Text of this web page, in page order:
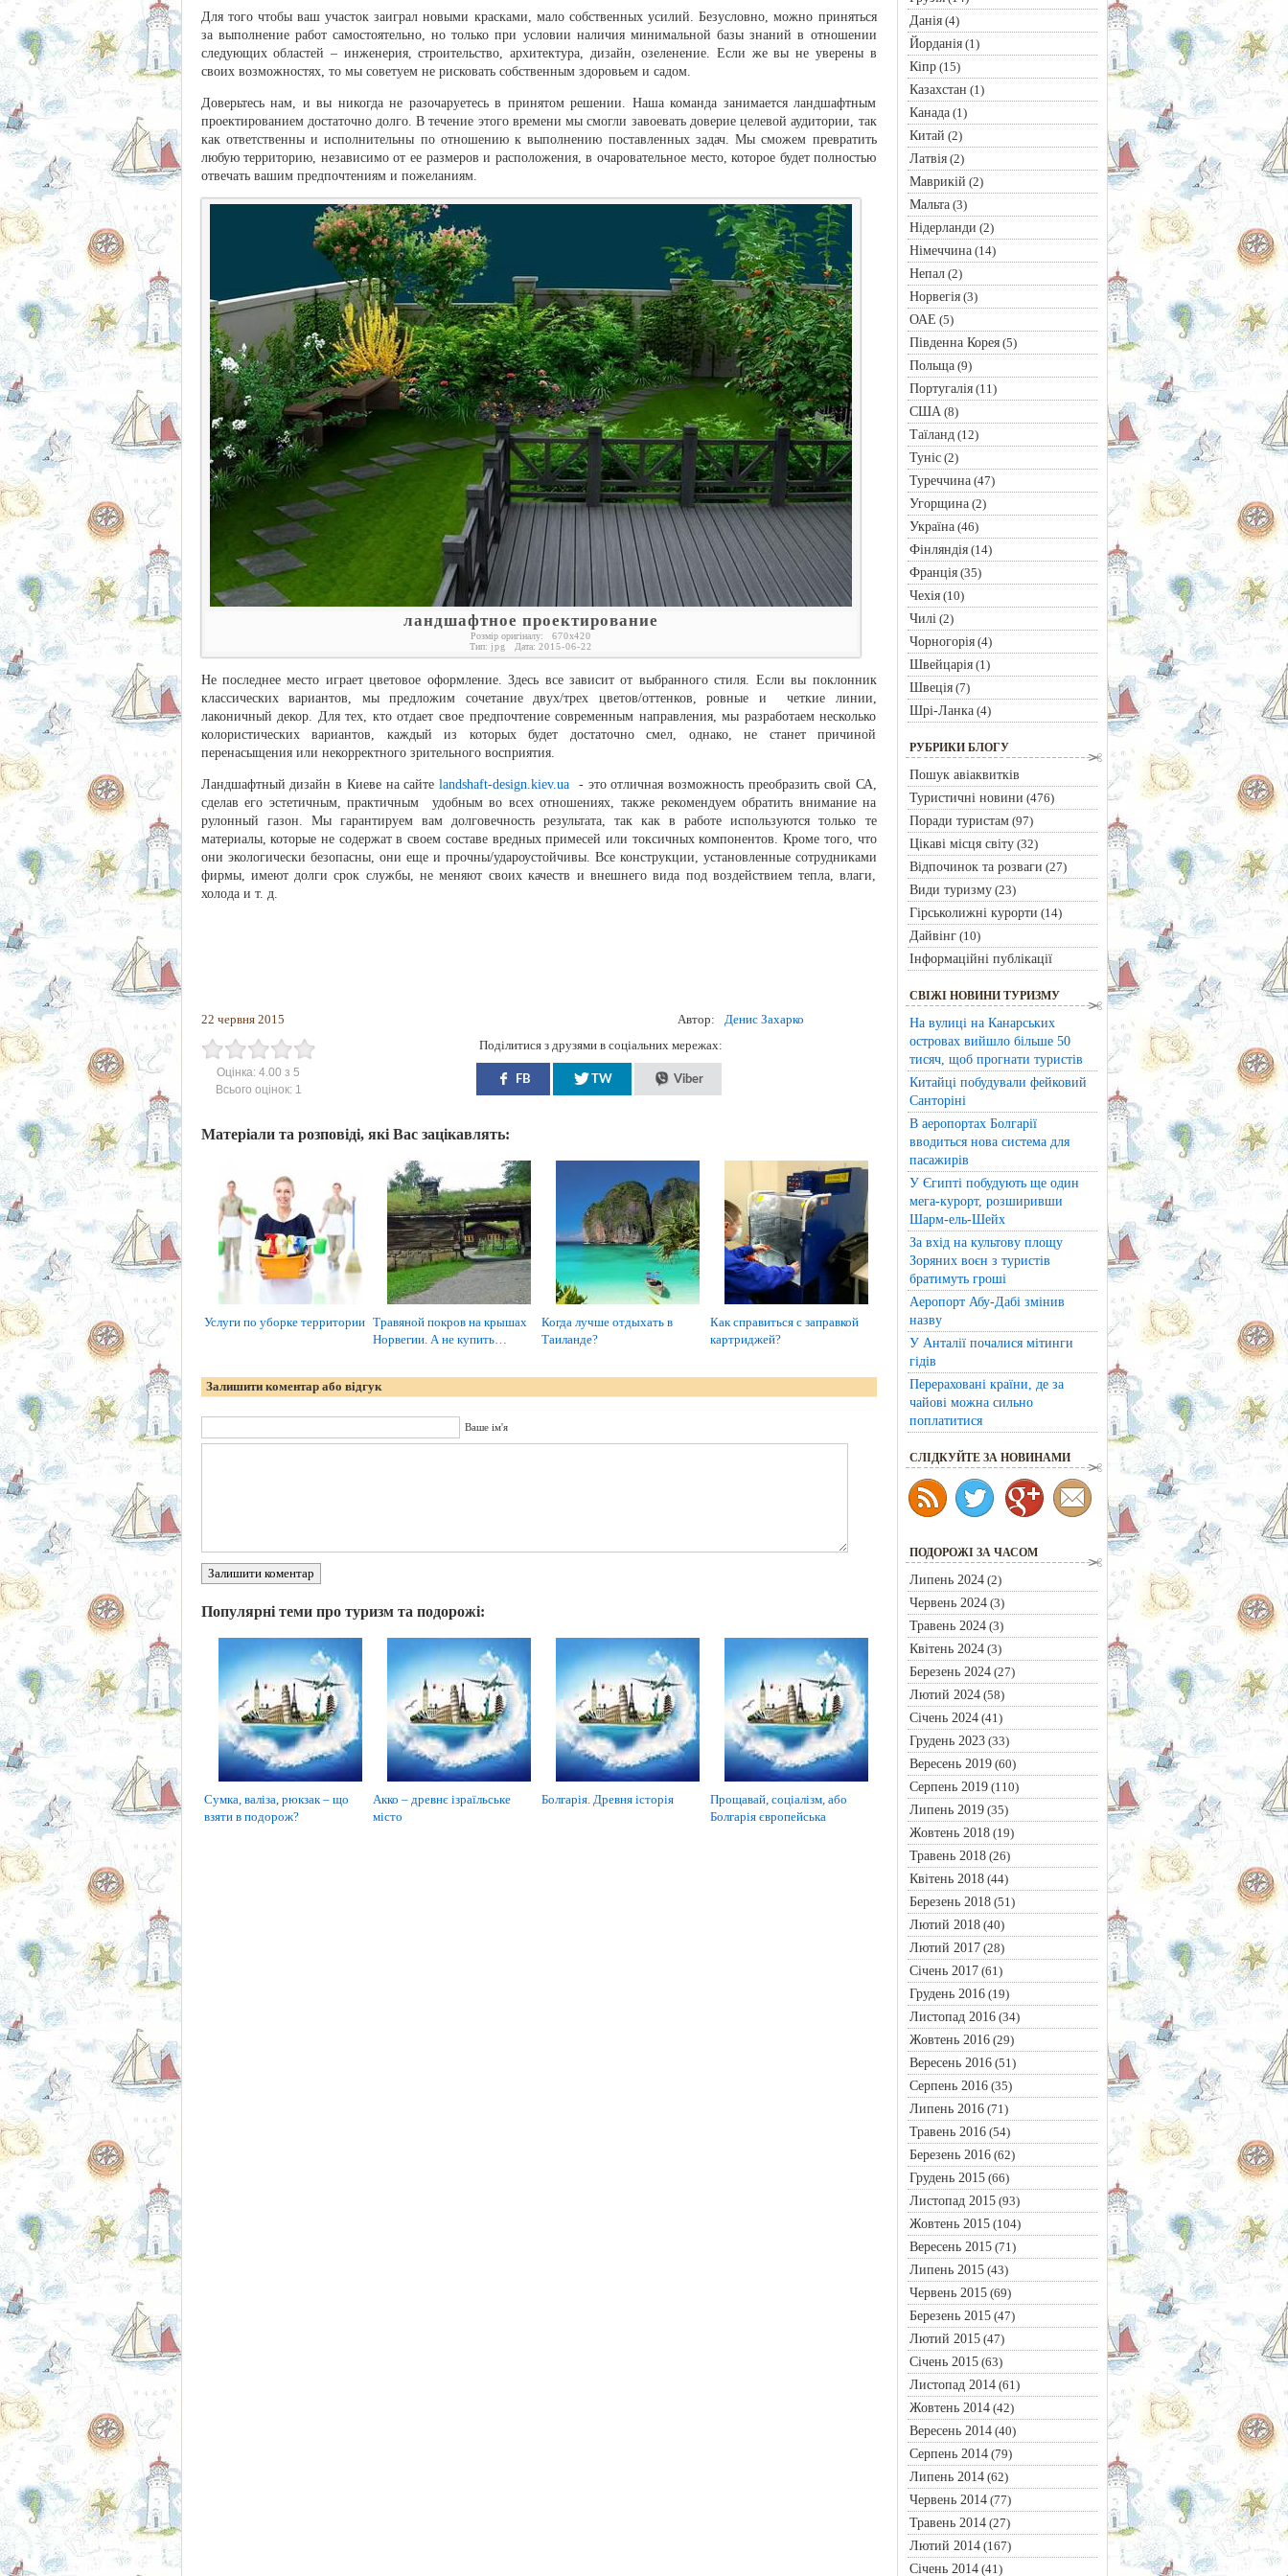
Для того чтобы ваш участок заиграл новыми красками, мало собственных усилий. Безусловно, можно приняться
за выполнение работ самостоятельно, но только при условии наличия минимальной базы знаний в отношении
следующих областей – инженерия, строительство, архитектура, дизайн, озеленение. Если же вы не уверены в
своих возможностях, то мы советуем не рисковать собственным здоровьем и садом.
Доверьтесь нам, и вы никогда не разочаруетесь в принятом решении. Наша команда занимается ландшафтным
проектированием достаточно долго. В течение этого времени мы смогли завоевать доверие целевой аудитории, так
как ответственны и исполнительны по отношению к выполнению поставленных задач. Мы сможем превратить
любую территорию, независимо от ее размеров и расположения, в очаровательное место, которое будет полностью
отвечать вашим предпочтениям и пожеланиям.
ландшафтное проектирование
Розмір оригіналу: 670x420
Тип: jpg Дата: 2015-06-22
Не последнее место играет цветовое оформление. Здесь все зависит от выбранного стиля. Если вы поклонник
классических вариантов, мы предложим сочетание двух/трех цветов/оттенков, ровные и четкие линии,
лаконичный декор. Для тех, кто отдает свое предпочтение современным направления, мы разработаем несколько
колористических вариантов, каждый из которых будет достаточно смел, однако, не станет причиной
перенасыщения или некорректного зрительного восприятия.
Ландшафтный дизайн в Киеве на сайтеlandshaft-design.kiev.ua - это отличная возможность преобразить свой СА,
сделав его эстетичным, практичным удобным во всех отношениях, также рекомендуем обратить внимание на
рулонный газон. Мы гарантируем вам долговечность результата, так как в работе используются только те
материалы, которые не содержат в своем составе вредных примесей или токсичных компонентов. Кроме того, что
они экологически безопасны, они еще и прочны/удароустойчивы. Все конструкции, установленные сотрудниками
фирмы, имеют долги срок службы, не меняют своих качеств и внешнего вида под воздействием тепла, влаги,
холода и т. д.
22 червня 2015 Автор: Денис Захарко
Оцінка: 4.00 з 5
Всього оцінок: 1
Поділитися з друзями в соціальних мережах:
FB TW Viber
Матеріали та розповіді, які Вас зацікавлять:
Услуги по уборке территории Травяной покров на крышах
Норвегии. А не купить…
Когда лучше отдыхать в
Таиланде?
Как справиться с заправкой
картриджей?
Залишити коментар або відгук
Ваше ім'я
Залишити коментар
Популярні теми про туризм та подорожі:
Сумка, валіза, рюкзак – що
взяти в подорож?
Акко – древнє ізраїльське
місто
Болгарія. Древня історія
Прощавай, соціалізм, або
Болгарія європейська
Данія(4)
Йорданія(1)
Кіпр(15)
Казахстан (1)
Канада(1)
Китай (2)
Латвія(2)
Маврикій (2)
Мальта(3)
Нідерланди (2)
Німеччина(14)
Непал(2)
Норвегія(3)
ОАЕ (5)
Південна Корея(5)
Польща(9)
Португалія(11)
США(8)
Таїланд(12)
Туніс(2)
Туреччина(47)
Угорщина(2)
Україна(46)
Фінляндія(14)
Франція(35)
Чехія(10)
Чилі(2)
Чорногорія(4)
Швейцарія(1)
Швеція(7)
Шрі-Ланка(4)
РУБРИКИ БЛОГУ
Пошук авіаквитків
Туристичні новини (476)
Поради туристам(97)
Цікаві місця світу(32)
Відпочинок та розваги (27)
Види туризму(23)
Гірськолижні курорти (14)
Дайвінг(10)
Інформаційні публікації
СВІЖІ НОВИНИ ТУРИЗМУ
На вулиці на Канарських
островах вийшло більше 50
тисяч, щоб прогнати туристів
Китайці побудували фейковий
Санторіні
В аеропортах Болгарії
вводиться нова система для
пасажирів
У Єгипті побудують ще один
мега-курорт, розширивши
Шарм-ель-Шейх
За вхід на культову площу
Зоряних воєн з туристів
братимуть гроші
Аеропорт Абу-Дабі змінив
назву
У Анталії почалися мітинги
гідів
Перераховані країни, де за
чайові можна сильно
поплатитися
CЛІДКУЙТЕ ЗА НОВИНАМИ
ПОДОРОЖІ ЗА ЧАСОМ
Липень 2024(2)
Червень 2024(3)
Травень 2024(3)
Квітень 2024(3)
Березень 2024(27)
Лютий 2024(58)
Січень 2024(41)
Грудень 2023(33)
Вересень 2019(60)
Серпень 2019(110)
Липень 2019(35)
Жовтень 2018(19)
Травень 2018(26)
Квітень 2018(44)
Березень 2018(51)
Лютий 2018(40)
Лютий 2017(28)
Січень 2017(61)
Грудень 2016(19)
Листопад 2016(34)
Жовтень 2016(29)
Вересень 2016(51)
Серпень 2016(35)
Липень 2016(71)
Травень 2016(54)
Березень 2016(62)
Грудень 2015(66)
Листопад 2015(93)
Жовтень 2015(104)
Вересень 2015(71)
Липень 2015(43)
Червень 2015(69)
Березень 2015(47)
Лютий 2015(47)
Січень 2015(63)
Листопад 2014(61)
Жовтень 2014(42)
Вересень 2014(40)
Серпень 2014(79)
Липень 2014(62)
Червень 2014(77)
Травень 2014(27)
Лютий 2014(167)
Січень 2014(41)